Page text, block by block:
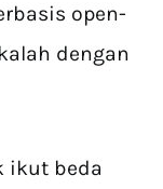
open-
dengan
ikut beda